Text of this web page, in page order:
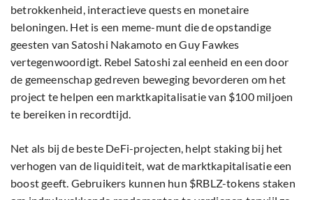
betrokkenheid, interactieve quests en monetaire
beloningen. Het is een meme-munt die de opstandige
geesten van Satoshi Nakamoto en Guy Fawkes
vertegenwoordigt. Rebel Satoshi zal eenheid en een door
de gemeenschap gedreven beweging bevorderen om het
project te helpen een marktkapitalisatie van $100 miljoen
te bereiken in recordtijd.
Net als bij de beste DeFi-projecten, helpt staking bij het
verhogen van de liquiditeit, wat de marktkapitalisatie een
boost geeft. Gebruikers kunnen hun $RBLZ-tokens staken